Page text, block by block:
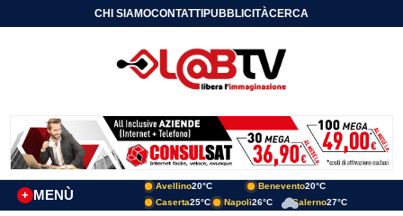
CHI SIAMOCONTATTIPUBBLICITÀCERCA
MENÙ
+
Avellino20°C Benevento20°C
Caserta25°C Napoli26°C Salerno27°C